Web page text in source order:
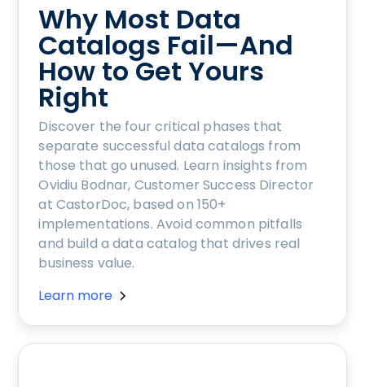
Why Most Data
Catalogs Fail—And
How to Get Yours
Right
Discover the four critical phases that
separate successful data catalogs from
those that go unused. Learn insights from
Ovidiu Bodnar, Customer Success Director
at CastorDoc, based on 150+
implementations. Avoid common pitfalls
and build a data catalog that drives real
business value.
Learn more